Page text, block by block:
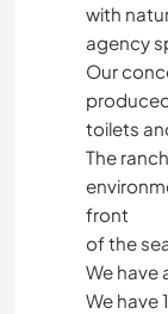
with
agency
Our
toilets
The
front
of the
We have
We have